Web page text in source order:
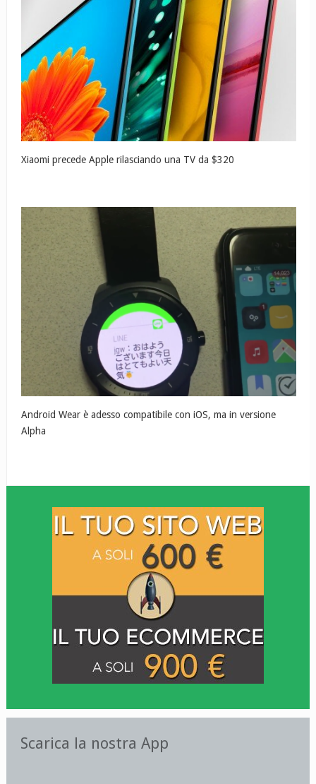
Xiaomi precede Apple rilasciando una TV da $320
Android Wear è adesso compatibile con iOS, ma in versione
Alpha
Scarica la nostra App